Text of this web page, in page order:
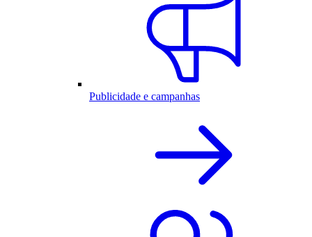
Publicidade e campanhas